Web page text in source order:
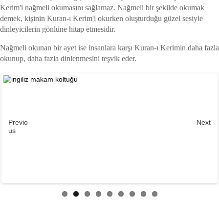
Kerim'i nağmeli okumasını sağlamaz. Nağmeli bir şekilde okumak
demek, kişinin Kuran-ı Kerim'i okurken oluşturduğu güzel sesiyle
dinleyicilerin gönlüne hitap etmesidir.
Nağmeli okunan bir ayet ise insanlara karşı Kuran-ı Kerimin daha fazla
okunup, daha fazla dinlenmesini teşvik eder.
Previo
us
Next